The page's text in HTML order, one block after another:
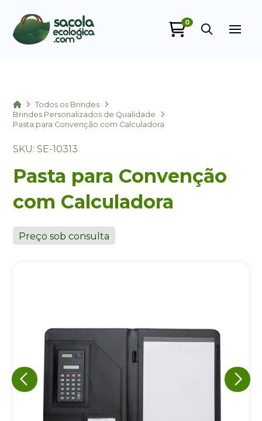
0
HomeTodos os Brindes
Brindes Personalizados de Qualidade
Pasta para Convenção com Calculadora
SKU: SE-10313
Pasta para Convenção
com Calculadora
Preço sob consulta
A nossa empresa está comprometida a proteger e respeitar
sua privacidade, utilizaremos seus dados apenas para fins
de marketing. Você pode alterar suas preferências a
qualquer momento.
Iniciar conversa